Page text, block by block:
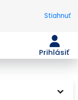
Stiahnuť
Prihlásiť